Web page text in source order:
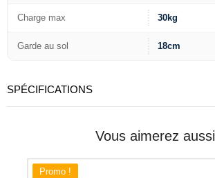
Charge max 30kg
Garde au sol 18cm
SPÉCIFICATIONS
Vous aimerez aussi
Promo !